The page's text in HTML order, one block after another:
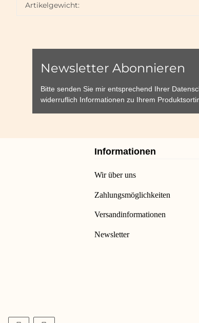
Artikelgewicht:
Newsletter Abonnieren
Bitte senden Sie mir entsprechend Ihrer
widerruflich Informationen zu Ihrem
Informationen
Wir über uns
Zahlungsmöglichkeiten
Versandinformationen
Newsletter